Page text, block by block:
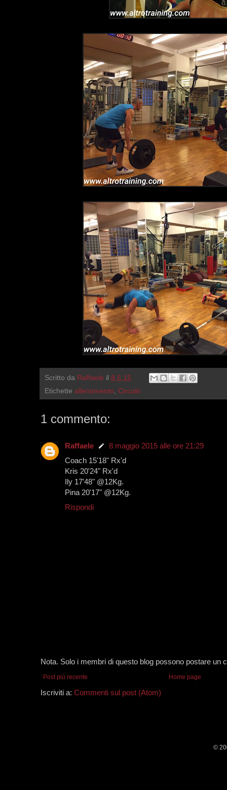
Scritto da Raffaele il 8.5.15
Etichette allenamento, Circuiti
1 commento:
Raffaele
8 maggio 2015 alle ore 21:29
Coach 15'18" Rx'd
Kris 20'24" Rx'd
Ily 17'48" @12Kg.
Pina 20'17" @12Kg.
Rispondi
Nota. Solo i membri di questo blog possono postare un
Post più recente Home page
Iscriviti a: Commenti sul post (Atom)
©